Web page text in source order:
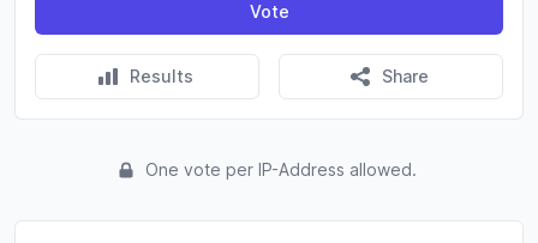
Vote
Results Share
One vote per IP-Address allowed.